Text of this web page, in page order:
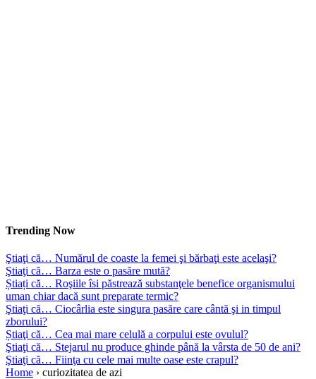
Trending Now
Ştiaţi că… Numărul de coaste la femei şi bărbaţi este acelaşi?
Ştiaţi că… Barza este o pasăre mută?
Știați că… Roşiile îsi păstrează substanţele benefice organismului
uman chiar dacă sunt preparate termic?
Ştiaţi că… Ciocârlia este singura pasăre care cântă şi in timpul
zborului?
Știaţi că… Cea mai mare celulă a corpului este ovulul?
Ştiaţi că… Stejarul nu produce ghinde până la vârsta de 50 de ani?
Ştiaţi că… Fiinţa cu cele mai multe oase este crapul?
Home › curiozitatea de azi